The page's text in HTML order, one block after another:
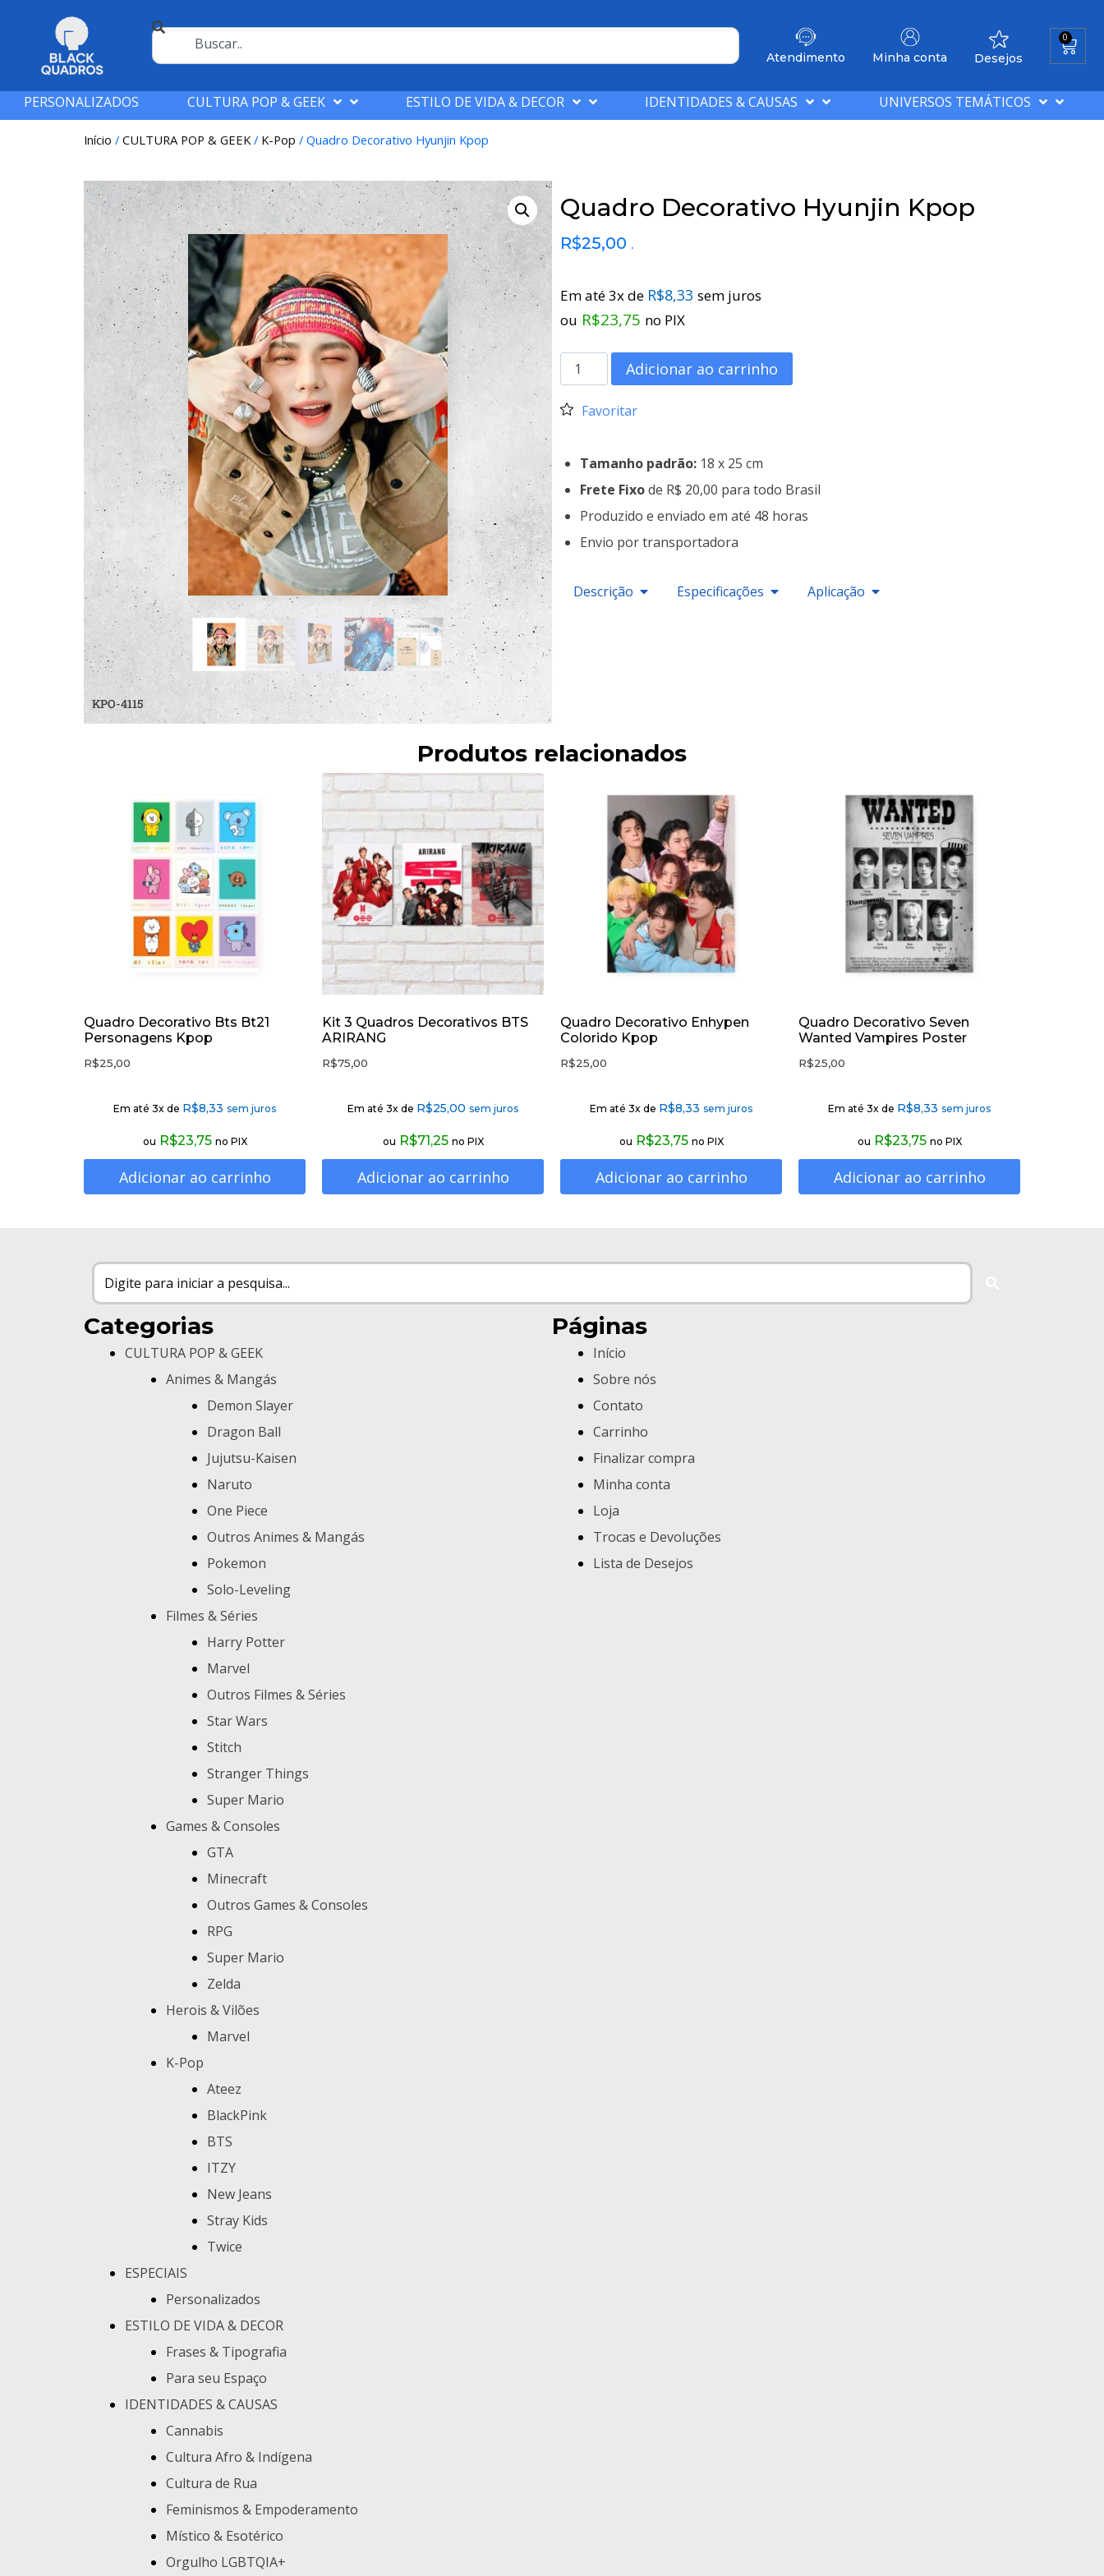
Atendimento Minha conta Desejos
0
PERSONALIZADOS CULTURA POP & GEEK ESTILO DE VIDA & DECOR IDENTIDADES & CAUSAS UNIVERSOS TEMÁTICOS
Início / CULTURA POP & GEEK/ K-Pop / Quadro Decorativo Hyunjin Kpop
KPO-4115
Quadro Decorativo Hyunjin Kpop
R$25,00 .
Em até 3x de R$8,33 sem juros
ou R$23,75 no PIX
Adicionar ao carrinho
Favoritar
Tamanho padrão: 18 x 25 cm
Frete Fixode R$ 20,00 para todo Brasil
Produzido e enviado em até 48 horas
Envio por transportadora
Descrição Especificações Aplicação
Produtos relacionados
Quadro Decorativo Bts Bt21
Personagens Kpop
R$25,00
Em até 3x de R$8,33 sem juros
ou R$23,75 no PIX
Adicionar ao carrinho
Kit 3 Quadros Decorativos BTS
ARIRANG
R$75,00
Em até 3x de R$25,00 sem juros
ou R$71,25 no PIX
Adicionar ao carrinho
Quadro Decorativo Enhypen
Colorido Kpop
R$25,00
Em até 3x de R$8,33 sem juros
ou R$23,75 no PIX
Adicionar ao carrinho
Quadro Decorativo Seven
Wanted Vampires Poster
R$25,00
Em até 3x de R$8,33 sem juros
ou R$23,75 no PIX
Adicionar ao carrinho
Categorias
CULTURA POP & GEEK
Animes & Mangás
Demon Slayer
Dragon Ball
Jujutsu-Kaisen
Naruto
One Piece
Outros Animes & Mangás
Pokemon
Solo-Leveling
Filmes & Séries
Harry Potter
Marvel
Outros Filmes & Séries
Star Wars
Stitch
Stranger Things
Super Mario
Games & Consoles
GTA
Minecraft
Outros Games & Consoles
RPG
Super Mario
Zelda
Herois & Vilões
Marvel
K-Pop
Ateez
BlackPink
BTS
ITZY
New Jeans
Stray Kids
Twice
ESPECIAIS
Personalizados
ESTILO DE VIDA & DECOR
Frases & Tipografia
Para seu Espaço
IDENTIDADES & CAUSAS
Cannabis
Cultura Afro & Indígena
Cultura de Rua
Feminismos & Empoderamento
Místico & Esotérico
Orgulho LGBTQIA+
Páginas
Início
Sobre nós
Contato
Carrinho
Finalizar compra
Minha conta
Loja
Trocas e Devoluções
Lista de Desejos